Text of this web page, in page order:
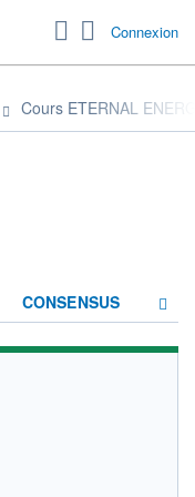
Connexion
Cours ETERNAL
CONSENSUS